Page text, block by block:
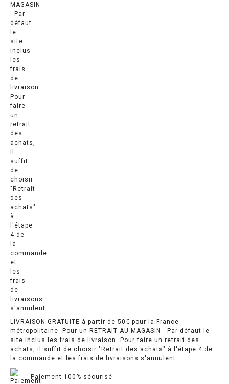
LIVRAISON GRATUITE à partir de 50€ pour la France
métropolitaine. Pour un RETRAIT AU MAGASIN : Par défaut le
site inclus les frais de livraison. Pour faire un retrait des
achats, il suffit de choisir "Retrait des achats" à l'étape 4 de
la commande et les frais de livraisons s'annulent.
Paiement 100% sécurisé